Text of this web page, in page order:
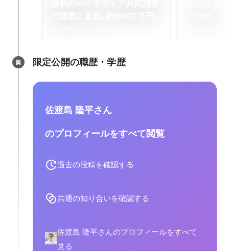
限定公開の職歴・学歴
佐渡島 隆平さん
のプロフィールをすべて閲覧
過去の投稿を確認する
共通の知り合いを確認する
佐渡島 隆平さんのプロフィールをすべて
見る